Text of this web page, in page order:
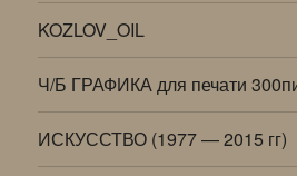
KOZLOV_OIL
Ч/Б ГРАФИКА для печати
ИСКУССТВО (1977 — 2015 гг)